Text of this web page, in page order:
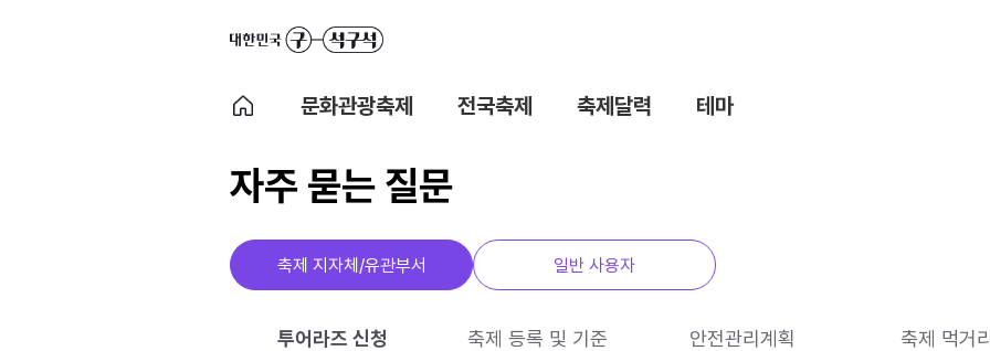
문화관광축제 전국축제 축제달력 테마
자주 묻는 질문
축제 지자체/유관부서 일반 사용자
투어라즈 신청 축제 등록 및 기준 안전관리계획 축제 먹거리